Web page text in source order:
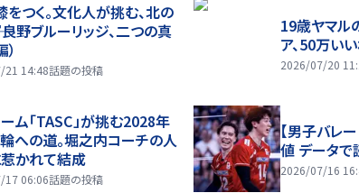
をつく。文化人が挑む、北の
良野ブルーリッジ、二つの真
21 14:48話題の投稿
19歳ヤマ
ア、50万い
2026/07/20
ム「TASC」が挑む2028年
への道。堀之内コーチの人
かれて結成
17 06:06話題の投稿
【男子バレ
値 データで
2026/07/16